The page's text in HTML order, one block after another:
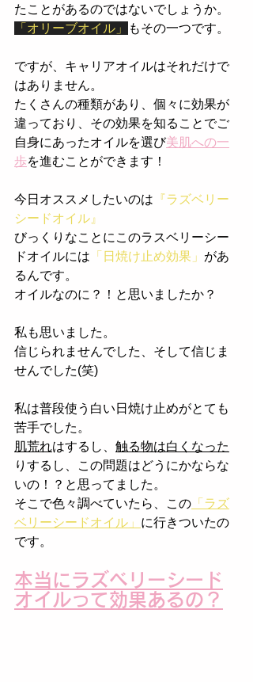
たことがあるのではないでしょうか。
「オリーブオイル」
もその一つです。
ですが、キャリアオイルはそれだけで
はありません。
たくさんの種類があり、個々に効果が
違っており、その効果を知ることでご
自身にあったオイルを選び美肌への一
歩を進むことができます！
今日オススメしたいのは 『ラズベリー
シードオイル』
びっくりなことにこのラスベリーシー
ドオイルには 「日焼け止め効果」 があ
るんです。
オイルなのに？！と思いましたか？
私も思いました。
信じられませんでした、そして信じま
せんでした(笑)
私は普段使う白い日焼け止めがとても
苦手でした。
肌荒れはするし、 触る物は白くなった
りするし、この問題はどうにかならな
いの！？と思ってました。
そこで色々調べていたら、この 「ラズ
ベリーシードオイル」 に行きついたの
です。
本当にラズベリーシード
オイルって効果あるの？